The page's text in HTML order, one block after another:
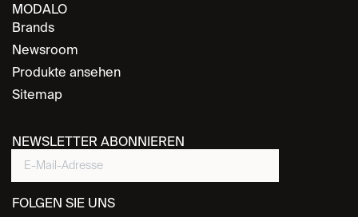
MODALO
Brands
Newsroom
Produkte ansehen
Sitemap
NEWSLETTER ABONNIEREN
FOLGEN SIE UNS